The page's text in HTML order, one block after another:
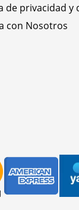
de privacidad y
con Nosotros